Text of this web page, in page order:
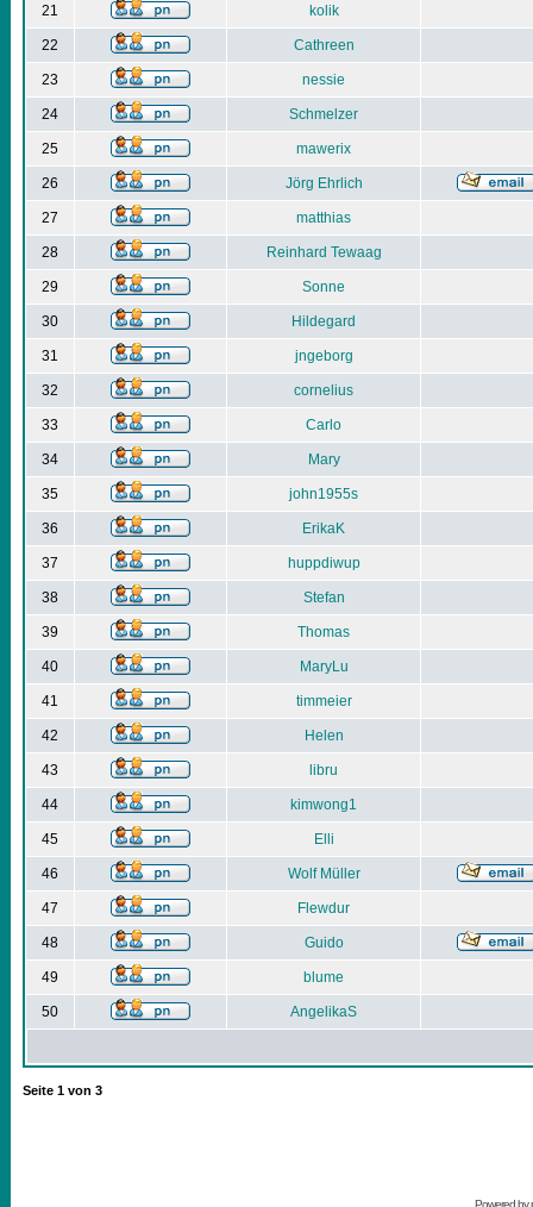
21 kolik
22 Cathreen
23 nessie
24 Schmelzer
25 mawerix
26 Jörg Ehrlich
27 matthias
28 Reinhard Tewaag
29 Sonne
30 Hildegard
31 jngeborg
32 cornelius
33 Carlo
34 Mary
35 john1955s
36 ErikaK
37 huppdiwup
38 Stefan
39 Thomas
40 MaryLu
41 timmeier
42 Helen
43 libru
44 kimwong1
45 Elli
46 Wolf Müller
47 Flewdur
48 Guido
49 blume
50 AngelikaS
Seite 1 von 3
Powered by